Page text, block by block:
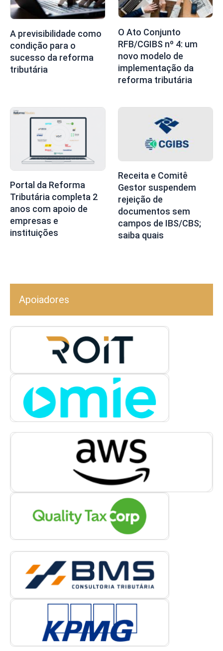
A previsibilidade como
condição para o
sucesso da reforma
tributária
O Ato Conjunto
RFB/CGIBS nº 4: um
novo modelo de
implementação da
reforma tributária
Portal da Reforma
Tributária completa 2
anos com apoio de
empresas e
instituições
Receita e Comitê
Gestor suspendem
rejeição de
documentos sem
campos de IBS/CBS;
saiba quais
Apoiadores